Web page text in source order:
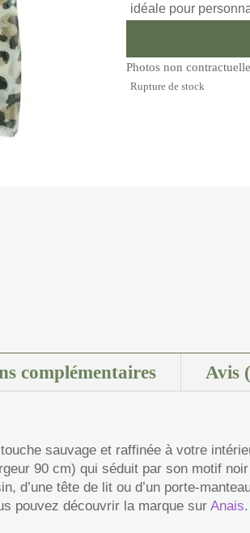
idéale pour
Photos non
Rupture de stock
complémentaires Avis
sauvage et raffinée à votre
90 cm) qui séduit par son motif
d’une tête de lit ou d’un porte-
pouvez découvrir la marque sur Anais.